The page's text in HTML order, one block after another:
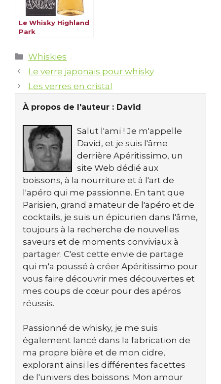
Le Whisky Highland
Park
Catégories
Whiskies
Le verre japonais pour whisky
Les verres en cristal
À propos de l'auteur : David
Salut l'ami ! Je m'appelle
David, et je suis l'âme
derrière Apéritissimo, un
site Web dédié aux
boissons, à la nourriture et à l'art de
l'apéro qui me passionne. En tant que
Parisien, grand amateur de l'apéro et de
cocktails, je suis un épicurien dans l'âme,
toujours à la recherche de nouvelles
saveurs et de moments conviviaux à
partager. C'est cette envie de partage
qui m'a poussé à créer Apéritissimo pour
vous faire découvrir mes découvertes et
mes coups de cœur pour des apéros
réussis.
Passionné de whisky, je me suis
également lancé dans la fabrication de
ma propre bière et de mon cidre,
explorant ainsi les différentes facettes
de l'univers des boissons. Mon amour